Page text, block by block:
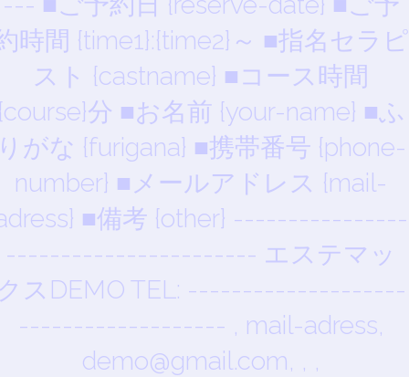
時間 {time1}:{time2}～ ■指名セラピ
スト {castname} ■コース時間
分 ■お名前 {your-name} ■ふ
がな {furigana} ■携帯番号 {phone-
number} ■メールアドレス {mail-
■備考 {other} ----------------
----------------------- エステマッ
スDEMO TEL: --------------------
------------------- , mail-adress,
demo@gmail.com, , ,